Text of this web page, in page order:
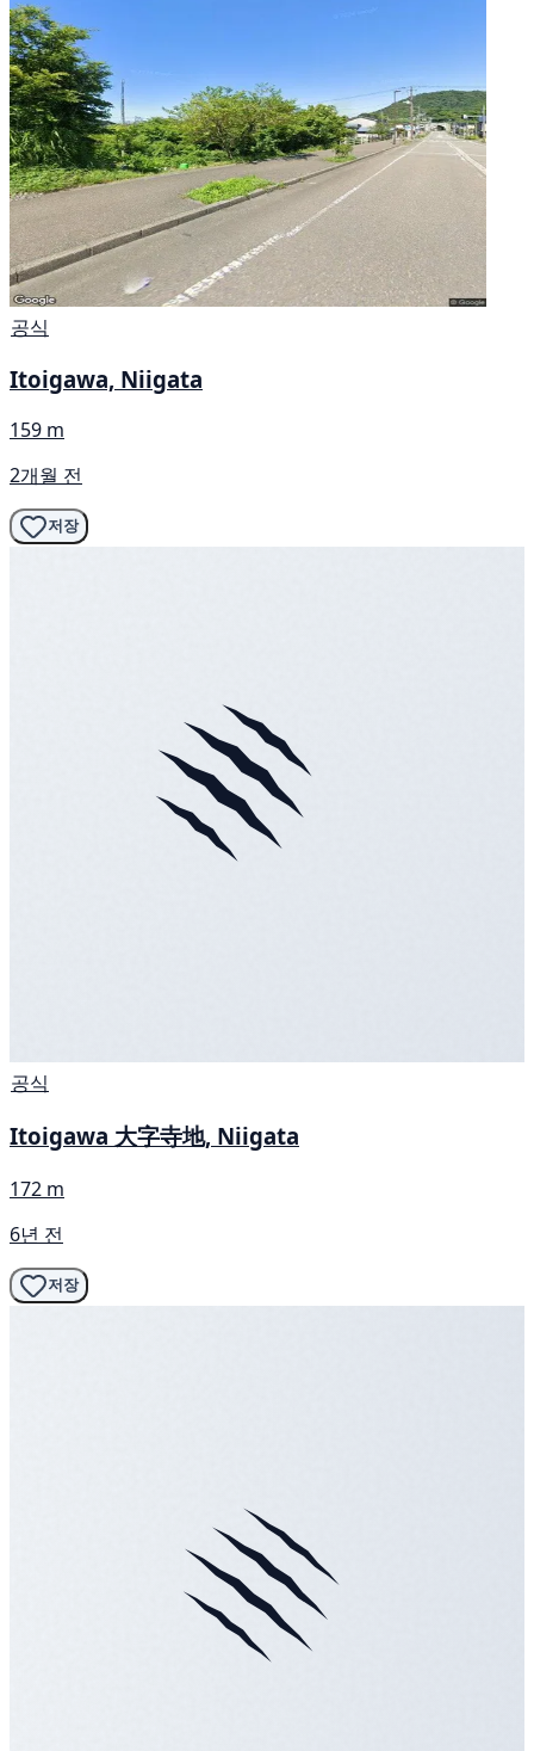
공식
Itoigawa, Niigata
159 m
2개월 전
저장
공식
Itoigawa 大字寺地, Niigata
172 m
6년 전
저장